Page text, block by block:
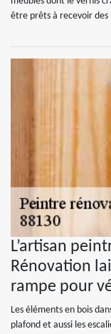
être prêts à recevoir des
L’artisan
Rénovation
rampe pour
Les éléments en bois
plafond et aussi les